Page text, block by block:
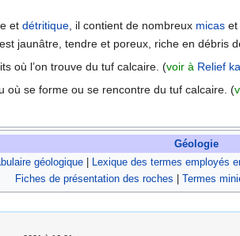
etdétritique , il contient de nombreux micas et
jaunâtre, tendre et poreux, riche en débris
où l’on trouve du tuf calcaire. (voir à Relief
où se forme ou se rencontre du tuf calcaire. (
Géologie
géologique
Lexique des termes employés
Fiches de présentation des roches
Termes